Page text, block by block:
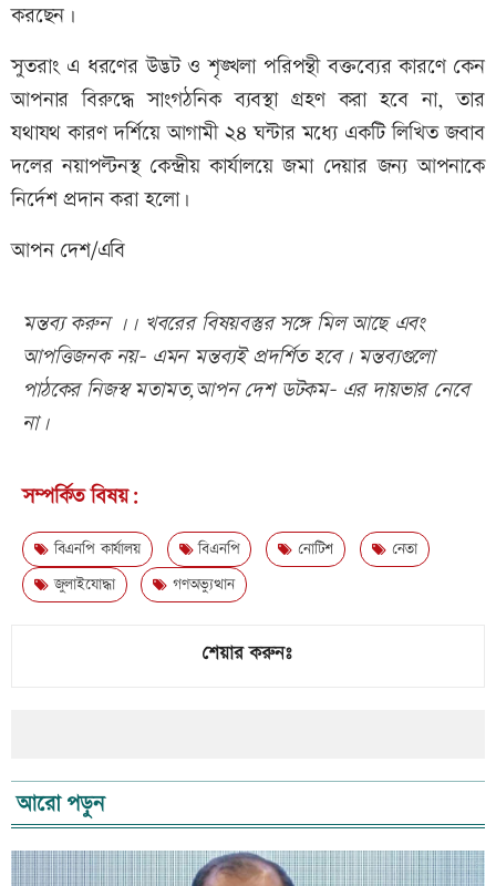
করছেন।
সুতরাং এ ধরণের উদ্ভট ও শৃঙ্খলা পরিপন্থী বক্তব্যের কারণে কেন
আপনার বিরুদ্ধে সাংগঠনিক ব্যবস্থা গ্রহণ করা হবে না, তার
যথাযথ কারণ দর্শিয়ে আগামী ২৪ ঘন্টার মধ্যে একটি লিখিত জবাব
দলের নয়াপল্টনস্থ কেন্দ্রীয় কার্যালয়ে জমা দেয়ার জন্য আপনাকে
নির্দেশ প্রদান করা হলো।
আপন দেশ/এবি
মন্তব্য করুন ।। খবরের বিষয়বস্তুর সঙ্গে মিল আছে এবং
আপত্তিজনক নয়- এমন মন্তব্যই প্রদর্শিত হবে। মন্তব্যগুলো
পাঠকের নিজস্ব মতামত,আপন দেশ ডটকম- এর দায়ভার নেবে
না।
সম্পর্কিত বিষয়:
বিএনপি কার্যালয় বিএনপি নোটিশ
নেতা
জুলাইযোদ্ধা
গণঅভ্যুত্থান
শেয়ার করুনঃ
আরো পড়ুন